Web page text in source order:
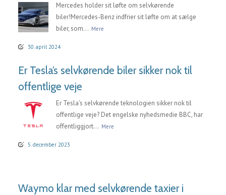
Mercedes holder sit løfte om selvkørende
biler!Mercedes-Benz indfrier sit løfte om at sælge
biler, som... Mere
30. april 2024
Er Tesla’s selvkørende biler sikker nok til
offentlige veje
Er Tesla’s selvkørende teknologien sikker nok til
offentlige veje? Det engelske nyhedsmedie BBC, har
offentliggjort... Mere
5. december 2023
Waymo klar med selvkørende taxier i